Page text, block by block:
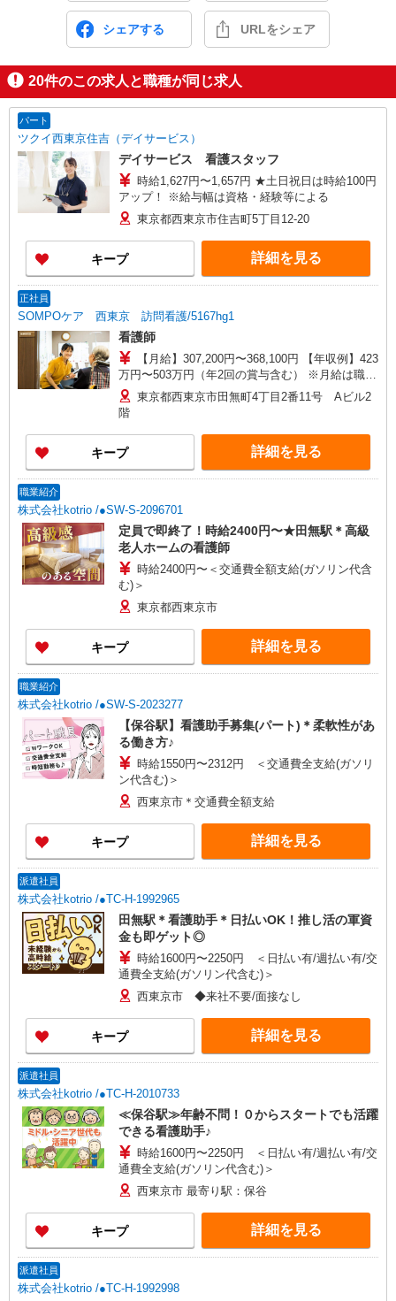
シェアする URLをシェア
20件のこの求人と職種が同じ求人
パート
ツクイ西東京住吉（デイサービス）
デイサービス 看護スタッフ
時給1,627円〜1,657円 ★土日祝日は時給100円
アップ！ ※給与幅は資格・経験等による
東京都西東京市住吉町5丁目12-20
キープ 詳細を見る
正社員
SOMPOケア 西東京 訪問看護/5167hg1
看護師
【月給】307,200円〜368,100円 【年収例】423
万円〜503万円（年2回の賞与含む） ※月給は職務
手当、働きがい向上手当等、毎月平均的に支払わ
れる手当を含みます。 ◎月給は経験により異なり
ます。 ◎残業時は別途時間外手当支給（超過1
分〜） ◎賞与 基本給2.08ヶ月分/年支給
東京都西東京市田無町4丁目2番11号 Aビル2
階
キープ 詳細を見る
職業紹介
株式会社kotrio /●SW-S-2096701
定員で即終了！時給2400円〜★田無駅＊高級
老人ホームの看護師
時給2400円〜＜交通費全額支給(ガソリン代含
む)＞
東京都西東京市
キープ 詳細を見る
職業紹介
株式会社kotrio /●SW-S-2023277
【保谷駅】看護助手募集(パート)＊柔軟性があ
る働き方♪
時給1550円〜2312円 ＜交通費全支給(ガソリ
ン代含む)＞
西東京市＊交通費全額支給
キープ 詳細を見る
派遣社員
株式会社kotrio /●TC-H-1992965
田無駅＊看護助手＊日払いOK！推し活の軍資
金も即ゲット◎
時給1600円〜2250円 ＜日払い有/週払い有/交
通費全支給(ガソリン代含む)＞
西東京市 ◆来社不要/面接なし
キープ 詳細を見る
派遣社員
株式会社kotrio /●TC-H-2010733
≪保谷駅≫年齢不問！０からスタートでも活躍
できる看護助手♪
時給1600円〜2250円 ＜日払い有/週払い有/交
通費全支給(ガソリン代含む)＞
西東京市 最寄り駅：保谷
キープ 詳細を見る
派遣社員
株式会社kotrio /●TC-H-1992998